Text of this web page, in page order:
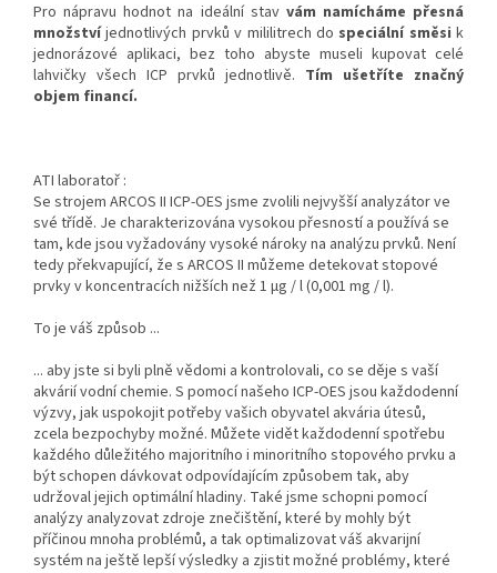
Pro nápravu hodnot na ideální stavvám namícháme přesná
množstvíjednotlivých prvků v mililitrech do speciální směsi k
jednorázové aplikaci, bez toho abyste museli kupovat celé
lahvičky všech ICP prvků jednotlivě. Tím ušetříte značný
objem financí.
ATI laboratoř :
Se strojem ARCOS II ICP-OES jsme zvolili nejvyšší analyzátor ve
své třídě. Je charakterizována vysokou přesností a používá se
tam, kde jsou vyžadovány vysoké nároky na analýzu prvků. Není
tedy překvapující, že s ARCOS II můžeme detekovat stopové
prvky v koncentracích nižších než 1 μg / l (0,001 mg / l).
To je váš způsob ...
... aby jste si byli plně vědomi a kontrolovali, co se děje s vaší
akvárií vodní chemie. S pomocí našeho ICP-OES jsou každodenní
výzvy, jak uspokojit potřeby vašich obyvatel akvária útesů,
zcela bezpochyby možné. Můžete vidět každodenní spotřebu
každého důležitého majoritního i minoritního stopového prvku a
být schopen dávkovat odpovídajícím způsobem tak, aby
udržoval jejich optimální hladiny. Také jsme schopni pomocí
analýzy analyzovat zdroje znečištění, které by mohly být
příčinou mnoha problémů, a tak optimalizovat váš akvarijní
systém na ještě lepší výsledky a zjistit možné problémy, které